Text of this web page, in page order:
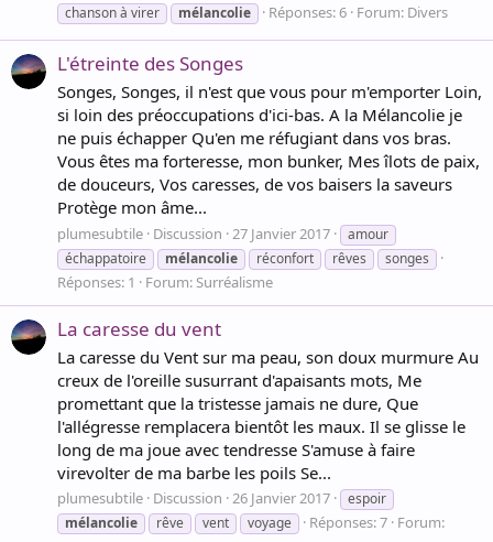
chanson à virer
mélancolie Réponses: 6 Forum: Divers
L'étreinte des Songes
Songes, Songes, il n'est que vous pour m'emporter Loin,
si loin des préoccupations d'ici-bas. A la Mélancolie je
ne puis échapper Qu'en me réfugiant dans vos bras.
Vous êtes ma forteresse, mon bunker, Mes îlots de paix,
de douceurs, Vos caresses, de vos baisers la saveurs
Protège mon âme...
plumesubtile Discussion 27 Janvier 2017
amour
échappatoire
mélancolie réconfort rêves songes
Réponses: 1 Forum: Surréalisme
La caresse du vent
La caresse du Vent sur ma peau, son doux murmure Au
creux de l'oreille susurrant d'apaisants mots, Me
promettant que la tristesse jamais ne dure, Que
l'allégresse remplacera bientôt les maux. Il se glisse le
long de ma joue avec tendresse S'amuse à faire
virevolter de ma barbe les poils Se...
plumesubtile Discussion 26 Janvier 2017
espoir
mélancolie
rêve vent voyage Réponses: 7 Forum: